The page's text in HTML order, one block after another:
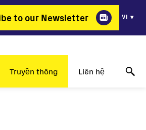
to our Newsletter VI
Truyền thông Liên hệ